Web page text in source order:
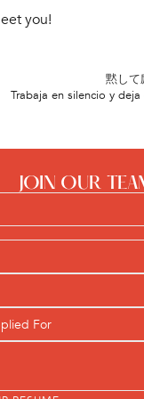
you!
黙して
Trabaja en silencio y
JOIN OUR